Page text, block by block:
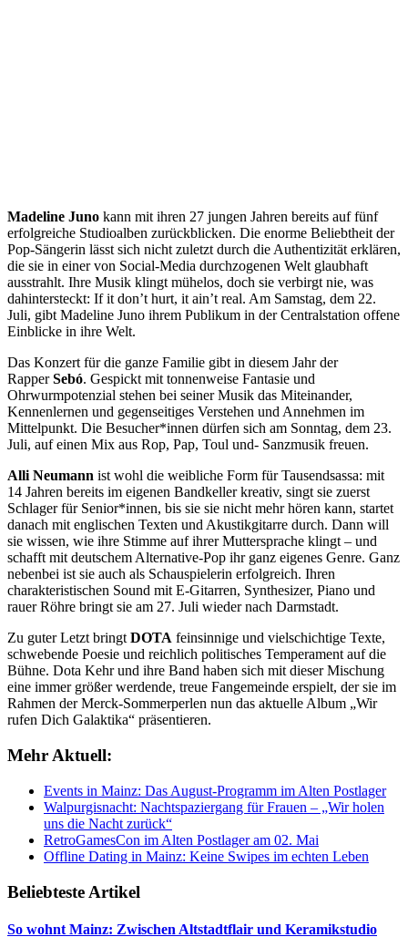
Madeline Juno kann mit ihren 27 jungen Jahren bereits auf fünf
erfolgreiche Studioalben zurückblicken. Die enorme Beliebtheit der
Pop-Sängerin lässt sich nicht zuletzt durch die Authentizität erklären,
die sie in einer von Social-Media durchzogenen Welt glaubhaft
ausstrahlt. Ihre Musik klingt mühelos, doch sie verbirgt nie, was
dahintersteckt: If it don’t hurt, it ain’t real. Am Samstag, dem 22.
Juli, gibt Madeline Juno ihrem Publikum in der Centralstation offene
Einblicke in ihre Welt.
Das Konzert für die ganze Familie gibt in diesem Jahr der
RapperSebó. Gespickt mit tonnenweise Fantasie und
Ohrwurmpotenzial stehen bei seiner Musik das Miteinander,
Kennenlernen und gegenseitiges Verstehen und Annehmen im
Mittelpunkt. Die Besucher*innen dürfen sich am Sonntag, dem 23.
Juli, auf einen Mix aus Rop, Pap, Toul und- Sanzmusik freuen.
Alli Neumann ist wohl die weibliche Form für Tausendsassa: mit
14 Jahren bereits im eigenen Bandkeller kreativ, singt sie zuerst
Schlager für Senior*innen, bis sie sie nicht mehr hören kann, startet
danach mit englischen Texten und Akustikgitarre durch. Dann will
sie wissen, wie ihre Stimme auf ihrer Muttersprache klingt – und
schafft mit deutschem Alternative-Pop ihr ganz eigenes Genre. Ganz
nebenbei ist sie auch als Schauspielerin erfolgreich. Ihren
charakteristischen Sound mit E-Gitarren, Synthesizer, Piano und
rauer Röhre bringt sie am 27. Juli wieder nach Darmstadt.
Zu guter Letzt bringt DOTA feinsinnige und vielschichtige Texte,
schwebende Poesie und reichlich politisches Temperament auf die
Bühne. Dota Kehr und ihre Band haben sich mit dieser Mischung
eine immer größer werdende, treue Fangemeinde erspielt, der sie im
Rahmen der Merck-Sommerperlen nun das aktuelle Album „Wir
rufen Dich Galaktika“ präsentieren.
Mehr Aktuell:
Events in Mainz: Das August-Programm im Alten Postlager
Walpurgisnacht: Nachtspaziergang für Frauen – „Wir holen
uns die Nacht zurück“
RetroGamesCon im Alten Postlager am 02. Mai
Offline Dating in Mainz: Keine Swipes im echten Leben
Beliebteste Artikel
So wohnt Mainz: Zwischen Altstadtflair und Keramikstudio